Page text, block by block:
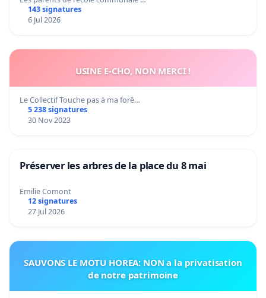
143 signatures
6 Jul 2026
USINE E-CHO, NON MERCI !
Le Collectif Touche pas à ma forê…
5 238 signatures
30 Nov 2023
Préserver les arbres de la place du 8 mai
Emilie Comont
12 signatures
27 Jul 2026
SAUVONS LE MOTU HOREA: NON a la privatisation
de notre patrimoine